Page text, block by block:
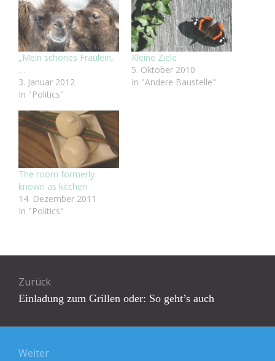
„Mein schönes Fräulein,
…
3. Januar 2012
In "Politics"
Kleine Ziele
5. Oktober 2010
In "Andere Baustelle"
The room formerly
known as kitchen
14. Dezember 2011
In "Politics"
Zurück
Vorheriger
Einladung zum Grillen oder: So geht’s auch
Weiter